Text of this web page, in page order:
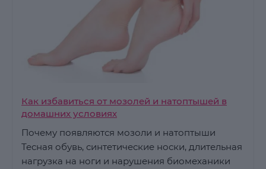
Как избавиться от мозолей и натоптышей в
домашних условиях
Почему появляются мозоли и натоптыши
Тесная обувь, синтетические носки, длительная
нагрузка на ноги и нарушения биомеханики